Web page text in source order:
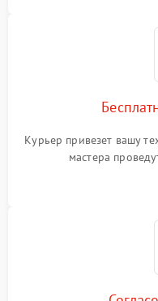
Курьер привезет вашу
мастера